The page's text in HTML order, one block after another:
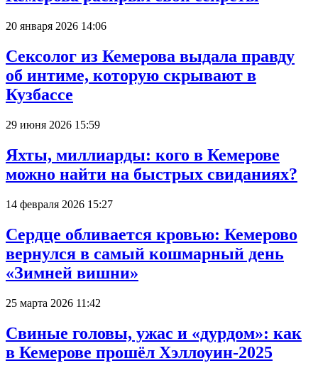
20 января 2026 14:06
Сексолог из Кемерова выдала правду
об интиме, которую скрывают в
Кузбассе
29 июня 2026 15:59
Яхты, миллиарды: кого в Кемерове
можно найти на быстрых свиданиях?
14 февраля 2026 15:27
Сердце обливается кровью: Кемерово
вернулся в самый кошмарный день
«Зимней вишни»
25 марта 2026 11:42
Свиные головы, ужас и «дурдом»: как
в Кемерове прошёл Хэллоуин-2025